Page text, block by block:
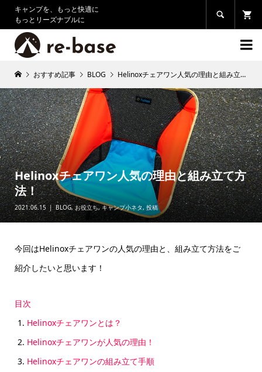
キャンプを、もっと快適に
もっとリーズナブルに


おすすめ記事 BLOG Helinoxチェアワン人気の理由と組み立て方法！
Helinoxチェアワン人気の理由と組み立て方
法！
2021.06.15 BLOG,お役立ち,キャンプ小ネタ, 投稿
今回はHelinoxチェアワンの人気の理由と、組み立て方法をご
紹介したいと思います！
目次
Helinoxチェアワンとは？
Helinoxチェアワンが人気の理由！
Helinoxチェアワンの組み立て手順